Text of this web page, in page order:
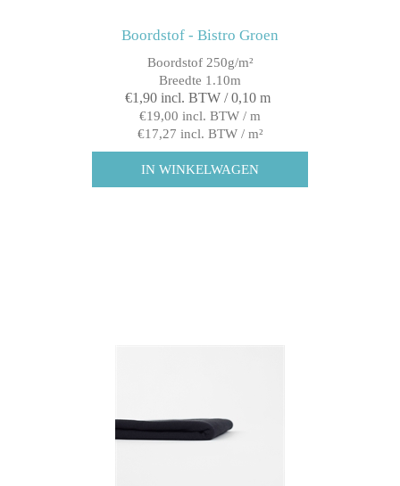
Boordstof - Bistro Groen
Boordstof 250g/m²
Breedte 1.10m
€1,90 incl. BTW / 0,10 m
€19,00 incl. BTW / m
€17,27 incl. BTW / m²